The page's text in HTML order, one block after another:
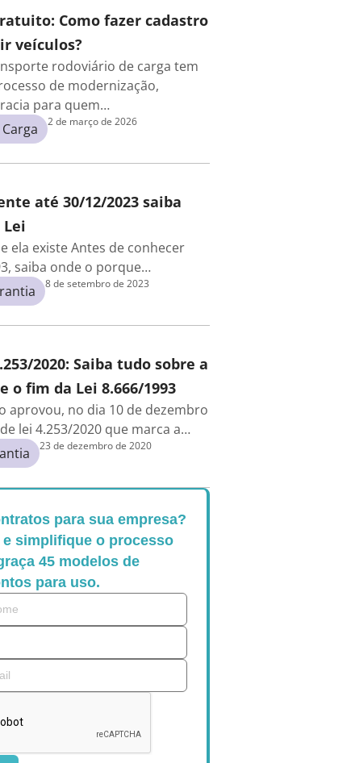
Como fazer cadastro
veículos?
rodoviário de carga tem
de modernização,
para quem…
2 de março de 2026
até 30/12/2023 saiba
ela existe Antes de conhecer
saiba onde o porque…
8 de setembro de 2023
2020: Saiba tudo sobre a
o fim da Lei 8.666/1993
aprovou, no dia 10 de dezembro
lei 4.253/2020 que marca a…
23 de dezembro de 2020
para sua empresa?
e simplifique o processo
45 modelos de
para uso.